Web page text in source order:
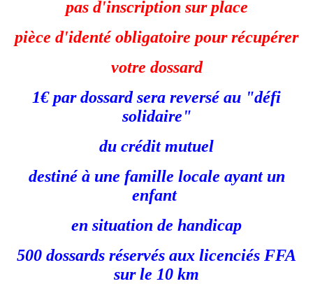
pas d'inscription sur place
pièce d'identé obligatoire pour récupérer
votre dossard
1€ par dossard sera reversé au "défi
solidaire"
du crédit mutuel
destiné à une famille locale ayant un
enfant
en situation de handicap
500 dossards réservés aux licenciés FFA
sur le 10 km